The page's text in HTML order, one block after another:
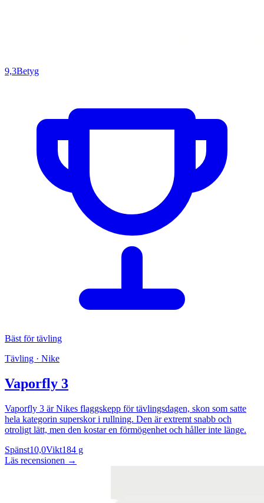
9,3Betyg
Bäst för tävling
Tävling · Nike
Vaporfly 3
Vaporfly 3 är Nikes flaggskepp för tävlingsdagen, skon som satte
hela kategorin superskor i rullning. Den är extremt snabb och
otroligt lätt, men den kostar en förmögenhet och håller inte länge.
Spänst10,0Vikt184 g
Läs recensionen →